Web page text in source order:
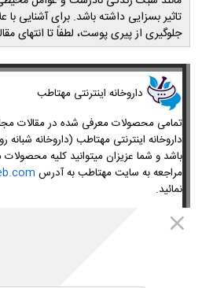
تاثیر بسزایی داشته باشد. برای آشنایی
جلوگیری از پیری پوست، لطفاً تا انتهای
​داروخانه اینترنتی مهتاطب
تمامی محصولات معرفی شده در مقالات
داروخانه اینترنتی مهتاطب (داروخانه
باشد و شما عزیزان میتوانید کلیه محصولات
مراجعه به سایت مهتاطب به آدرس
نمائید.
لطفا برای انتخاب محصول مناسب ابتدا